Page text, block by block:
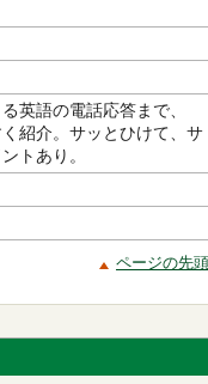
英語の電話応答まで、
紹介。サッとひけて、サ
トあり。
ページの先